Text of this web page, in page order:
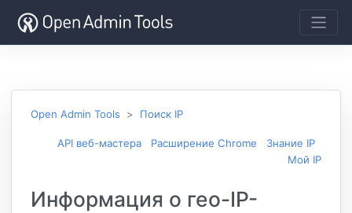
Open Admin Tools Поиск IP
API веб-мастера Расширение Chrome
Знание IP
Мой IP
Информация о гео-IP-